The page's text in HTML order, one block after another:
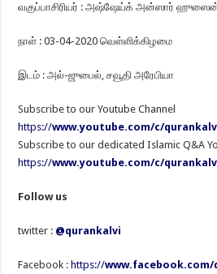
வகுப்பாசிரியர் : அஷ்ஷேய்க் அன்ஸார்
நாள் : 03-04-2020 வெள்ளிக்கிழமை
இடம் : அல்-ஜுபைல், சவூதி அரேபியா
Subscribe to our Youtube Channel
https://www.youtube.com/c/
Subscribe to our dedicated Islamic Q&A
https://www.youtube.com/c/
Follow us
twitter : @qurankalvi
Facebook : https://www.facebook.com/